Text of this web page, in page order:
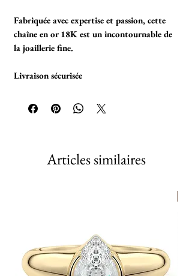
Fabriquée avec expertise et passion, cette
chaîne en or 18K est un incontournable de
la joaillerie fine.
Livraison sécurisée
Articles similaires